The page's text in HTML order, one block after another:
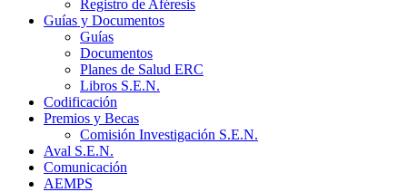
Registro de Aféresis
Guías y Documentos
Guías
Documentos
Planes de Salud ERC
Libros S.E.N.
Codificación
Premios y Becas
Comisión Investigación S.E.N.
Aval S.E.N.
Comunicación
AEMPS